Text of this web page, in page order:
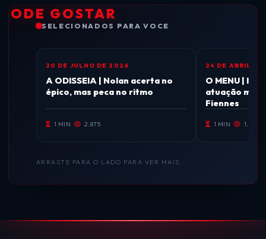
GOSTAR
SELECIONADOS PARA VOCE
CINEMA
20 DE JULHO DE 2026
A ODISSEIA | Nolan acerta no
épico, mas peca no ritmo
1 MIN 2.875
CINEMA
24 DE ABRIL
O MENU |
atuação
Fiennes
1 MIN 1.836
ARRASTE PARA O LADO PARA VER MAIS